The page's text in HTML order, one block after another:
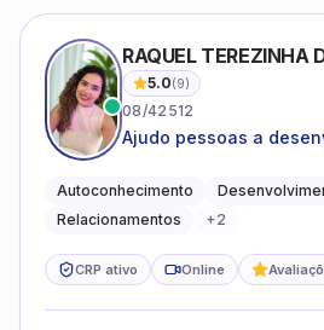
RAQUEL TEREZINHA
5.0(9)
08/42512
Ajudo pessoas a
Autoconhecimento
Relacionamentos
+2
CRP ativo Online